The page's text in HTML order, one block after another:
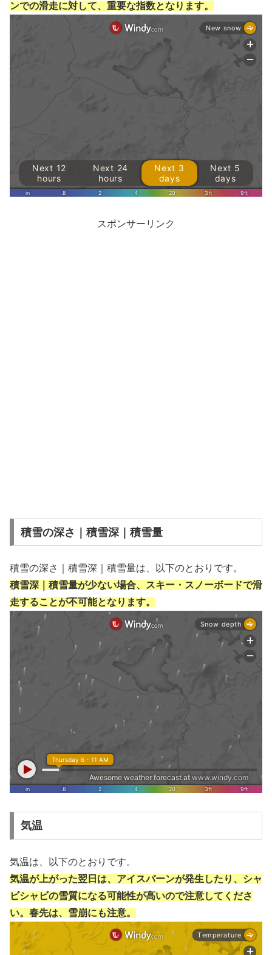
ンでの滑走に対して、重要な指数となります。
スポンサーリンク
積雪の深さ｜積雪深｜積雪量
積雪の深さ｜積雪深｜積雪量は、以下のとおりです。
積雪深｜積雪量が少ない場合、スキー・スノーボードで滑
走することが不可能となります。
気温
気温は、以下のとおりです。
気温が上がった翌日は、アイスバーンが発生したり、シャ
ビシャビの雪質になる可能性が高いので注意してくださ
い。春先は、雪崩にも注意。